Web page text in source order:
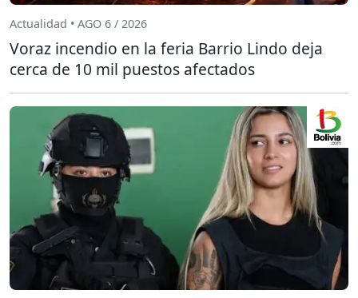
Actualidad • AGO 6 / 2026
Voraz incendio en la feria Barrio Lindo deja
cerca de 10 mil puestos afectados